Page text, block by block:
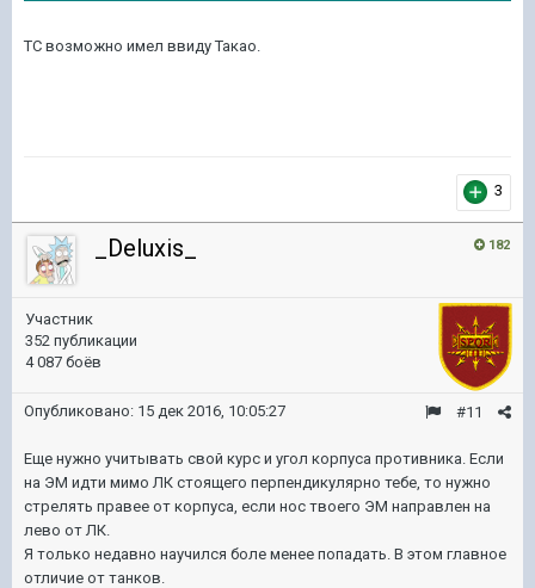
ТС возможно имел ввиду Такао.
3
182
_Deluxis_
Участник
352 публикации
4 087 боёв
#11
Опубликовано: 15 дек 2016, 10:05:27
Еще нужно учитывать свой курс и угол корпуса противника. Если
на ЭМ идти мимо ЛК стоящего перпендикулярно тебе, то нужно
стрелять правее от корпуса, если нос твоего ЭМ направлен на
лево от ЛК.
Я только недавно научился боле менее попадать. В этом главное
отличие от танков.